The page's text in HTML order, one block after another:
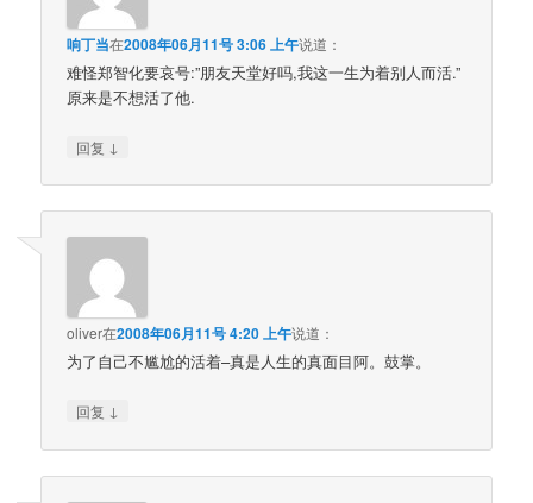
响丁当在2008年06月11号 3:06 上午说道：
难怪郑智化要哀号:”朋友天堂好吗,我这一生为着别人而活.”
原来是不想活了他.
回复 ↓
oliver在2008年06月11号 4:20 上午说道：
为了自己不尴尬的活着–真是人生的真面目阿。鼓掌。
回复 ↓